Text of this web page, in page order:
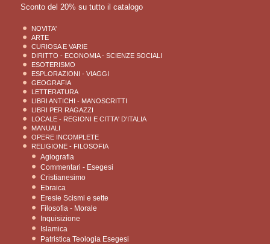
Sconto del 20% su tutto il catalogo
NOVITA'
ARTE
CURIOSA E VARIE
DIRITTO - ECONOMIA - SCIENZE SOCIALI
ESOTERISMO
ESPLORAZIONI - VIAGGI
GEOGRAFIA
LETTERATURA
LIBRI ANTICHI - MANOSCRITTI
LIBRI PER RAGAZZI
LOCALE - REGIONI E CITTA' D'ITALIA
MANUALI
OPERE INCOMPLETE
RELIGIONE - FILOSOFIA
Agiografia
Commentari - Esegesi
Cristianesimo
Ebraica
Eresie Scismi e sette
Filosofia - Morale
Inquisizione
Islamica
Patristica Teologia Esegesi